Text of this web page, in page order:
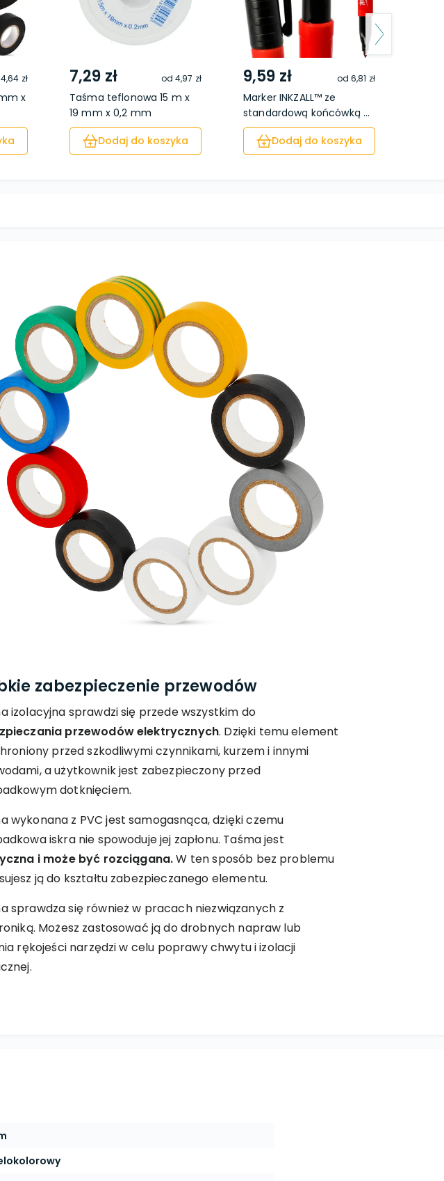
4,64 zł
x
7,29 zł od4,97 zł
Taśma teflonowa 15 m x
19 mm x 0,2 mm
Dodaj do koszyka
9,59 zł od6,81 zł
Marker INKZALL™ ze
standardową końcówką ...
Dodaj do koszyka
zabezpieczenie przewodów
izolacyjna sprawdzi się przede wszystkim do
przewodów elektrycznych. Dzięki temu element
przed szkodliwymi czynnikami, kurzem i innymi
a użytkownik jest zabezpieczony przed
dotknięciem.
wykonana z PVC jest samogasnąca, dzięki czemu
iskra nie spowoduje jej zapłonu. Taśma jest
i może być rozciągana.W ten sposób bez problemu
ją do kształtu zabezpieczanego elementu.
sprawdza się również w pracach niezwiązanych z
Możesz zastosować ją do drobnych napraw lub
rękojeści narzędzi w celu poprawy chwytu i izolacji